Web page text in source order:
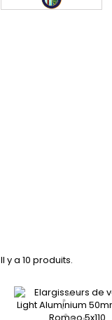
Il y a 10 produits.